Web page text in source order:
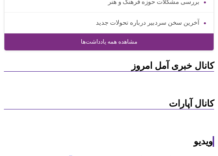
بررسی مشکلات حوزه فرهنگ و هنر
آخرین سخن سردبیر درباره تحولات جدید
مشاهده همه یادداشت‌ها
کانال خبری آمل امروز
کانال آپارات
ویدیو